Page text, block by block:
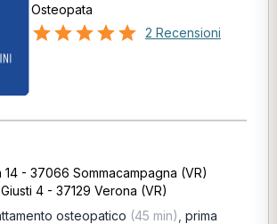
Osteopata
2 Recensioni
14 - 37066 Sommacampagna (VR)
4 - 37129 Verona (VR)
osteopatico (45 min) prima